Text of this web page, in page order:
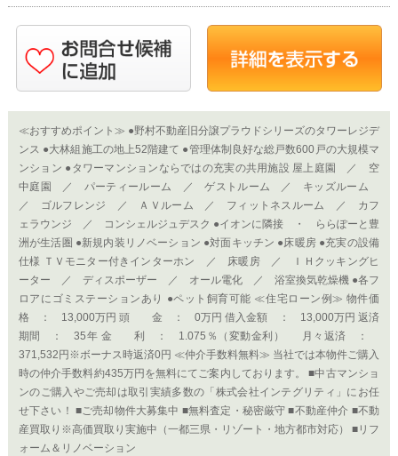
≪おすすめポイント≫ ●野村不動産旧分譲プラウドシリーズのタワーレジデ
ンス ●大林組施工の地上52階建て ●管理体制良好な総戸数600戸の大規模マ
ンション ●タワーマンションならではの充実の共用施設 屋上庭園 ／ 空
中庭園 ／ パーティールーム ／ ゲストルーム ／ キッズルーム
／ ゴルフレンジ ／ ＡＶルーム ／ フィットネスルーム ／ カフ
ェラウンジ ／ コンシェルジュデスク ●イオンに隣接 ・ ららぽーと豊
洲が生活圏 ●新規内装リノベーション ●対面キッチン ●床暖房 ●充実の設備
仕様 ＴＶモニター付きインターホン ／ 床暖房 ／ ＩＨクッキングヒ
ーター ／ ディスポーザー ／ オール電化 ／ 浴室換気乾燥機 ●各フ
ロアにゴミステーションあり ●ペット飼育可能 ≪住宅ローン例≫ 物件価
格 ： 13,000万円 頭 金 ： 0万円 借入金額 ： 13,000万円 返済
期間 ： 35年 金 利 ： 1.075％（変動金利） 月々返済 ：
371,532円※ボーナス時返済0円 ≪仲介手数料無料≫ 当社では本物件ご購入
時の仲介手数料約435万円を無料にてご案内しております。 ■中古マンショ
ンのご購入やご売却は取引実績多数の「株式会社インテグリティ」にお任
せ下さい！ ■ご売却物件大募集中 ■無料査定・秘密厳守 ■不動産仲介 ■不動
産買取り※高価買取り実施中（一都三県・リゾート・地方都市対応） ■リフ
ォーム＆リノベーション